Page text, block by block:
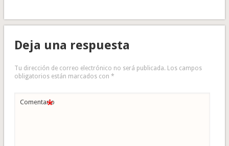
Deja una respuesta
Tu dirección de correo electrónico no será publicada. Los campos
obligatorios están marcados con *
Comentario
*